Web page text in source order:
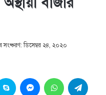
সংষ্করণ: ডিসেম্বর ২৪, ২০২০
Skype MessengerWhatsApp